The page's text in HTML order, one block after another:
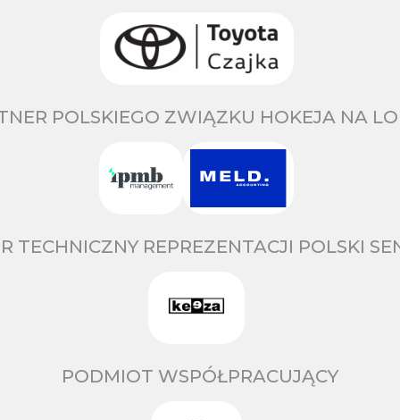
POLSKIEGO ZWIĄZKU HOKEJA NA
TECHNICZNY REPREZENTACJI POLSKI
PODMIOT WSPÓŁPRACUJĄCY